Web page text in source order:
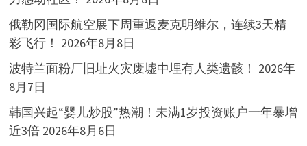
俄勒冈国际航空展下周重返麦克明维尔，连续3天精
彩飞行！ 2026年8月8日
波特兰面粉厂旧址火灾废墟中埋有人类遗骸！ 2026年
8月7日
韩国兴起“婴儿炒股”热潮！未满1岁投资账户一年暴增
近3倍 2026年8月6日